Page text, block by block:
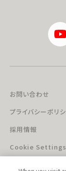
お問い合わせ
プライバシーポリ
採用情報
Cookie Settings